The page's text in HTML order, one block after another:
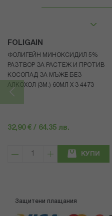
FOLIGAIN
ФОЛИГЕЙН МИНОКСИДИЛ 5%
РАЗТВОР ЗА РАСТЕЖ И ПРОТИВ
КОСОПАД ЗА МЪЖЕ БЕЗ
АЛКОХОЛ (3М.) 60МЛ X 3 4473
32,90 € / 64.35 лв.
КУПИ
Защитени плащания